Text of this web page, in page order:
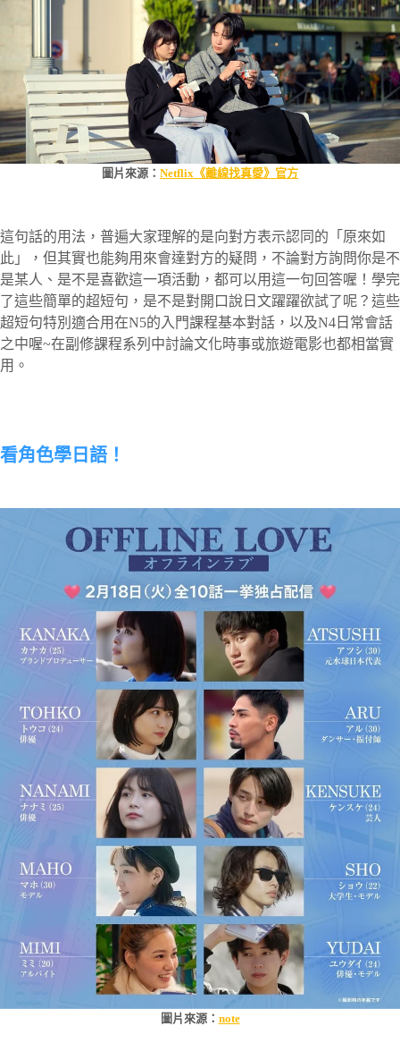
圖片來源： Netflix《離線找真愛》官方
這句話的用法，普遍大家理解的是向對方表示認同的「原來如
此」，但其實也能夠用來會達對方的疑問，不論對方詢問你是不
是某人、是不是喜歡這一項活動，都可以用這一句回答喔！學完
了這些簡單的超短句，是不是對開口說日文躍躍欲試了呢？這些
超短句特別適合用在N5的入門課程基本對話，以及N4日常會話
之中喔~在副修課程系列中討論文化時事或旅遊電影也都相當實
用。
看角色學日語！
圖片來源： note